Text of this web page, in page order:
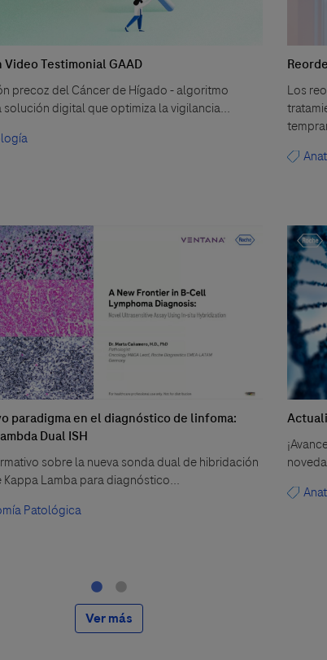
Video Testimonial GAAD
precoz del Cáncer de Hígado - algoritmo
solución digital que optimiza la vigilancia...
paradigma en el diagnóstico de linfoma:
Dual ISH
sobre la nueva sonda dual de hibridación
Kappa Lamba para diagnóstico...
Patológica
Los
Ver más